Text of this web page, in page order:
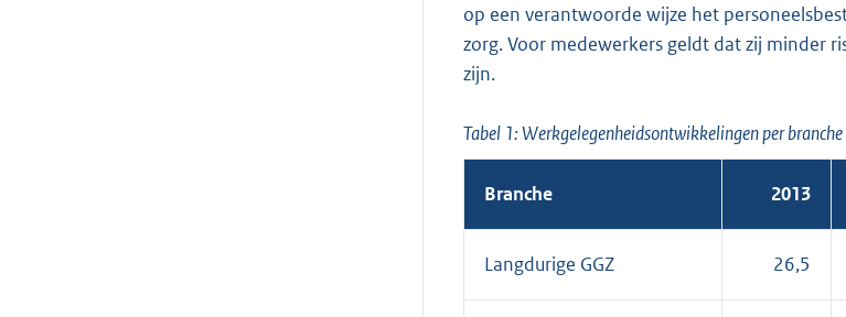
op een verantwoorde wijze het
zorg. Voor medewerkers geldt dat zij minder
zijn.
Tabel 1: Werkgelegenheidsontwikkelingen per
Branche 2013
Langdurige GGZ 26,5